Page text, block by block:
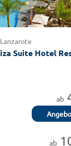
Suite Hotel
ab
ab